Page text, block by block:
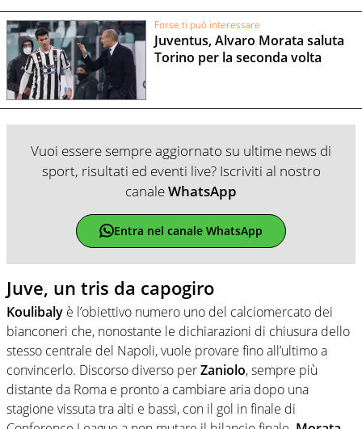
Forse ti può interessare
Juventus, Alvaro Morata saluta
Torino per la seconda volta
Vuoi essere sempre aggiornato su ultime news di
sport, risultati ed eventi live? Iscriviti al nostro
canaleWhatsApp
Entra nel canale WhatsApp
Juve, un tris da capogiro
Koulibaly è l’obiettivo numero uno del calciomercato dei
bianconeri che, nonostante le dichiarazioni di chiusura dello
stesso centrale del Napoli, vuole provare fino all’ultimo a
convincerlo. Discorso diverso perZaniolo, sempre più
distante da Roma e pronto a cambiare aria dopo una
stagione vissuta tra alti e bassi, con il gol in finale di